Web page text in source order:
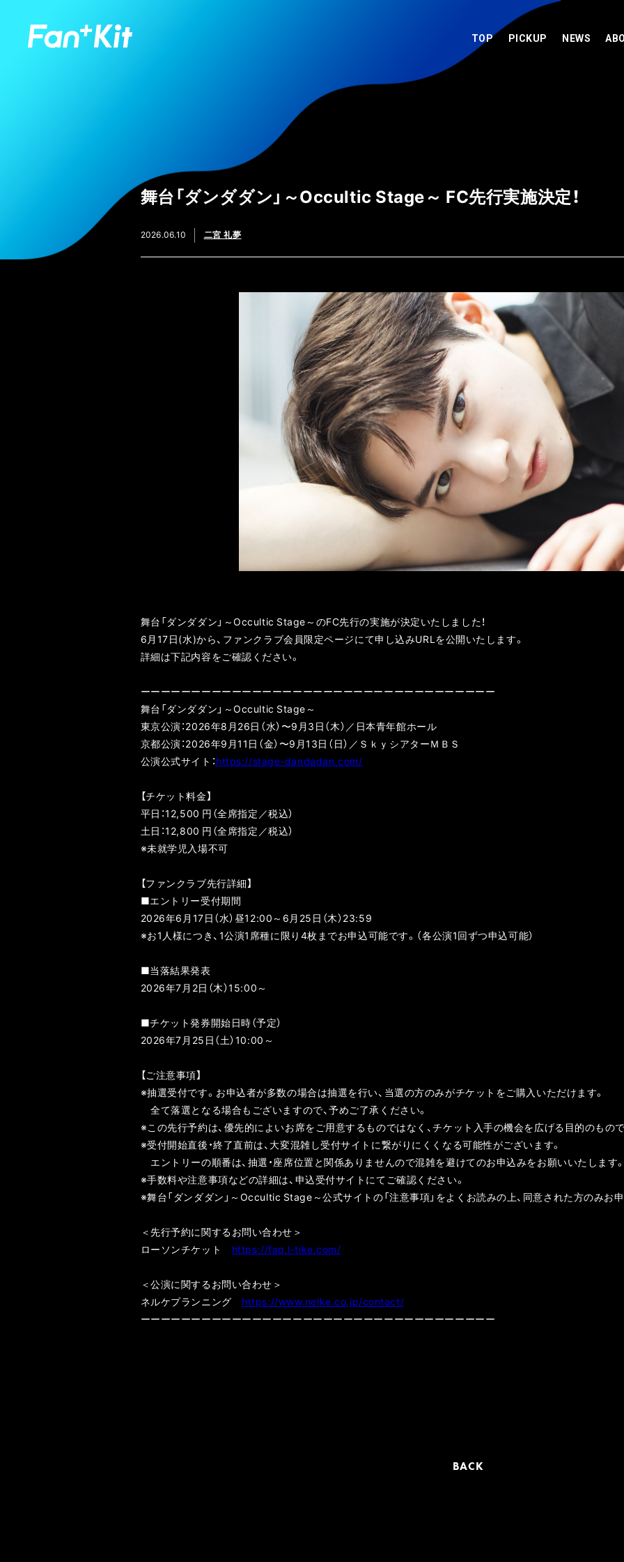
TOP PICKUP NEWS
舞台「ダンダダン」～Occultic Stage～ FC先行実施決定！
2026.06.10 二宮 礼夢
舞台「ダンダダン」～Occultic Stage～のFC先行の実施が決定いたしました！
6月17日(水)から、ファンクラブ会員限定ページにて申し込みURLを公開いたします。
詳細は下記内容をご確認ください。
ーーーーーーーーーーーーーーーーーーーーーーーーーーーーーーーーーーー
舞台「ダンダダン」～Occultic Stage～
東京公演：2026年8月26日（水）〜9月3日（木）／日本青年館ホール
京都公演：2026年9月11日（金）〜9月13日（日）／ＳｋｙシアターＭＢＳ
公演公式サイト：https://stage-dandadan.com/
【チケット料金】
平日：12,500 円（全席指定／税込）
土日：12,800 円（全席指定／税込）
※未就学児入場不可
【ファンクラブ先行詳細】
■エントリー受付期間
2026年6月17日（水）昼12:00～6月25日（木）23:59
※お1人様につき、1公演1席種に限り4枚までお申込可能です。（各公演1回ずつ申込可能）
■当落結果発表
2026年7月2日（木）15:00～
■チケット発券開始日時（予定）
2026年7月25日（土）10:00～
【ご注意事項】
※抽選受付です。お申込者が多数の場合は抽選を行い、当選の方のみがチケットをご購入いただけます。
全て落選となる場合もございますので、予めご了承ください。
※この先行予約は、優先的によいお席をご用意するものではなく、チケット入手の機会を広げる目的のもので
※受付開始直後・終了直前は、大変混雑し受付サイトに繋がりにくくなる可能性がございます。
エントリーの順番は、抽選・座席位置と関係ありませんので混雑を避けてのお申込みをお願いいたします。
※手数料や注意事項などの詳細は、申込受付サイトにてご確認ください。
※舞台「ダンダダン」～Occultic Stage～公式サイトの「注意事項」をよくお読みの上、同意された方のみお申
＜先行予約に関するお問い合わせ＞
ローソンチケット https://faq.l-tike.com/
＜公演に関するお問い合わせ＞
ネルケプランニング https://www.nelke.co.jp/contact/
ーーーーーーーーーーーーーーーーーーーーーーーーーーーーーーーーーーー
BACK